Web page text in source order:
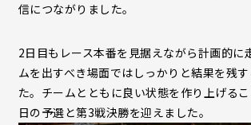
信につながりました。
2日目もレース本番を見据えながら計画的に
ムを出すべき場面ではしっかりと結果を残
た。チームとともに良い状態を作り上げる
日の予選と第3戦決勝を迎えました。